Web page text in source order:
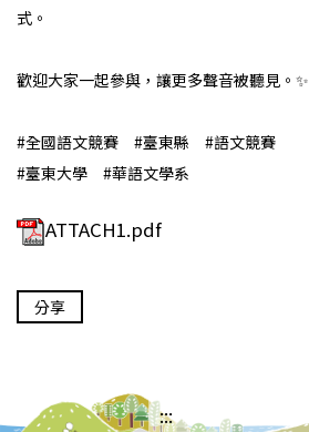
式。
歡迎大家一起參與，讓更多聲音被聽見。✨
#全國語文競賽 #臺東縣 #語文競賽
#臺東大學 #華語文學系
ATTACH1.pdf
分享
:::